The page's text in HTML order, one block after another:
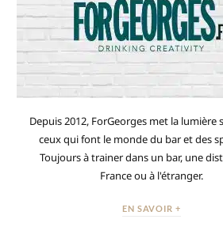
Depuis 2012, ForGeorges met la lumière
ceux qui font le monde du bar et des
Toujours à trainer dans un bar, une
France ou à l'étranger.
EN SAVOIR +